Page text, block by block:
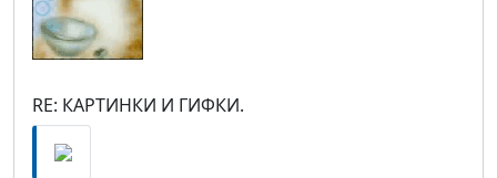
RE: КАРТИНКИ И ГИФКИ.